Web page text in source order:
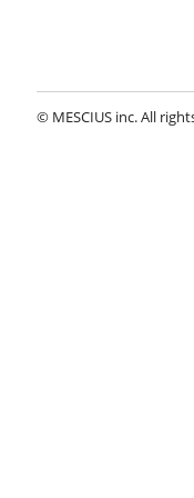
© MESCIUS inc. All